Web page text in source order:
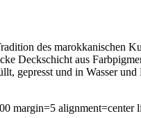
des marokkanischen
Deckschicht aus
gepresst und in Wasser
margin=5